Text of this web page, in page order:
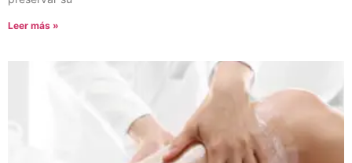
Leer más »